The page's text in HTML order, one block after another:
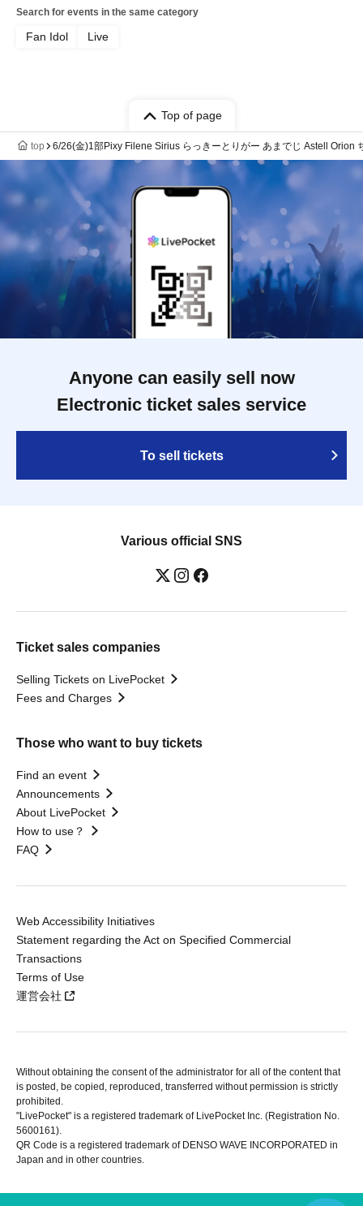
Search for events in the same category
Fan Idol Live
Top of page
top 6/26(金)1部Pixy Filene Sirius らっきーとりがー あまでじ Astell Orion
Anyone can easily sell now
Electronic ticket sales service
To sell tickets
Various official SNS
Ticket sales companies
Selling Tickets on LivePocket
Fees and Charges
Those who want to buy tickets
Find an event
Announcements
About LivePocket
How to use？
FAQ
Web Accessibility Initiatives
Statement regarding the Act on Specified Commercial
Transactions
Terms of Use
運営会社
Without obtaining the consent of the administrator for all of the content that
is posted, be copied, reproduced, transferred without permission is strictly
prohibited.
"LivePocket" is a registered trademark of LivePocket Inc. (Registration No.
5600161).
QR Code is a registered trademark of DENSO WAVE INCORPORATED in
Japan and in other countries.